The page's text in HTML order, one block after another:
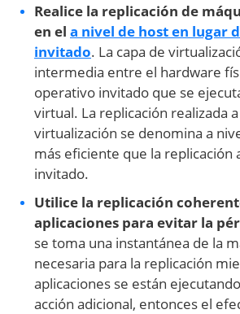
Realice la replicación de
en el a nivel de host en lugar
invitado. La capa de
intermedia entre el hardware
operativo invitado que se
virtual. La replicación realizada
virtualización se denomina a
más eficiente que la replicación
invitado.
Utilice la replicación
aplicaciones para evitar la
se toma una instantánea de la
necesaria para la replicación
aplicaciones se están
acción adicional, entonces el